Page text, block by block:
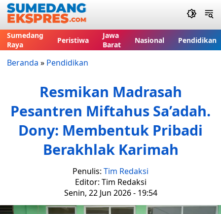
Sumedang
Raya
Peristiwa
Jawa
Barat
Nasional Pendidikan
Beranda » Pendidikan
Resmikan Madrasah
Pesantren Miftahus Sa’adah.
Dony: Membentuk Pribadi
Berakhlak Karimah
Penulis: Tim Redaksi
Editor: Tim Redaksi
Senin, 22 Jun 2026 - 19:54